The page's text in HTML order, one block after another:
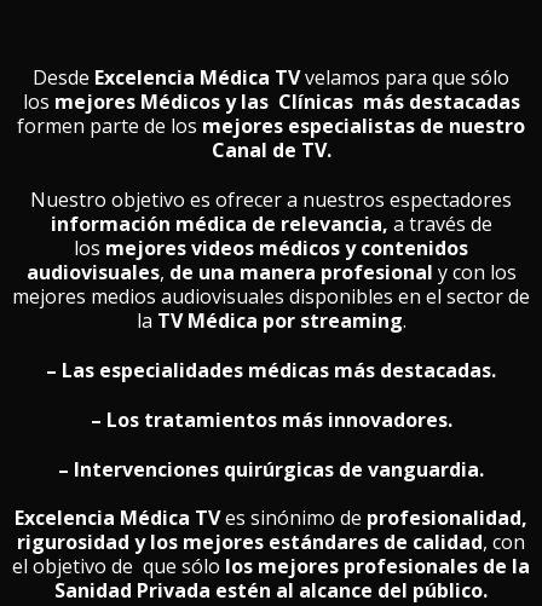
Desde Excelencia Médica TVvelamos para que sólo
los mejores Médicos y las Clínicas más destacadas
formen parte de los mejores especialistas de nuestro
Canal de TV.
Nuestro objetivo es ofrecer a nuestros espectadores
información médica de relevancia, a través de
los mejores videos médicos y contenidos
audiovisuales, de una manera profesional y con los
mejores medios audiovisuales disponibles en el sector de
la TV Médica por streaming.
– Las especialidades médicas más destacadas.
– Los tratamientos más innovadores.
– Intervenciones quirúrgicas de vanguardia.
Excelencia Médica TVes sinónimo de profesionalidad,
rigurosidad y los mejores estándares de calidad, con
el objetivo de que sólo los mejores profesionales de la
Sanidad Privada estén al alcance del público.